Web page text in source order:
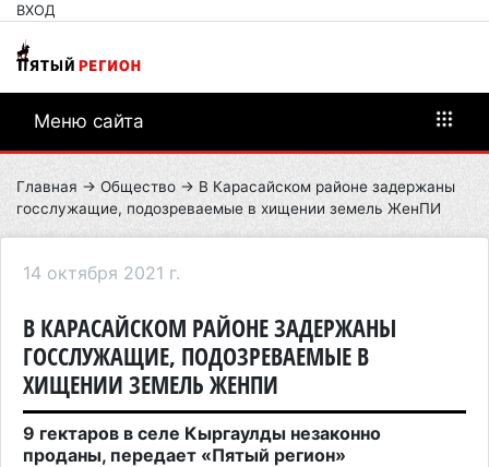
ВХОД
Меню сайта
Главная → Общество → В Карасайском районе задержаны
госслужащие, подозреваемые в хищении земель ЖенПИ
14 октября 2021 г.
В КАРАСАЙСКОМ РАЙОНЕ ЗАДЕРЖАНЫ
ГОССЛУЖАЩИЕ, ПОДОЗРЕВАЕМЫЕ В
ХИЩЕНИИ ЗЕМЕЛЬ ЖЕНПИ
9 гектаров в селе Кыргаулды незаконно
проданы, передает «Пятый регион»